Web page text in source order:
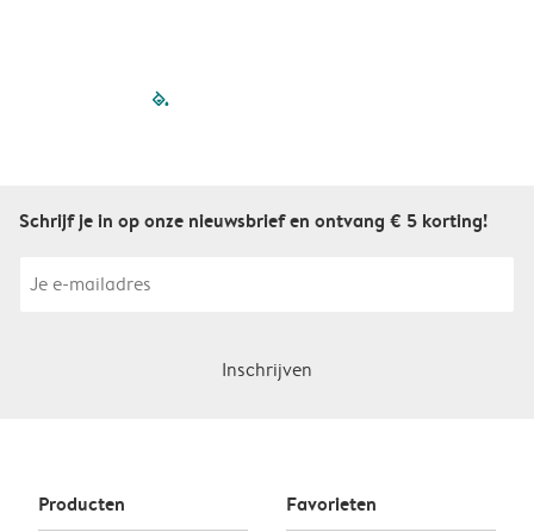
filled-pagination
Schrijf je in op onze nieuwsbrief en ontvang € 5 korting!
Inschrijven
Producten Favorieten